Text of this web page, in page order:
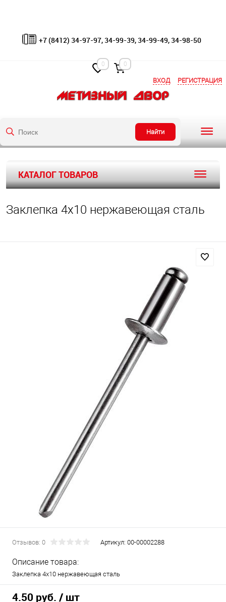
ВХОД РЕГИСТРАЦИЯ
Найти
+7 (8412) 34-97-97, 34-99-39, 34-99-49, 34-98-50
0 0
КАТАЛОГ ТОВАРОВ
Заклепка 4х10 нержавеющая сталь
Отзывов: 0 Артикул: 00-00002288
Описание товара:
Заклепка 4х10 нержавеющая сталь
4.50 руб. / шт